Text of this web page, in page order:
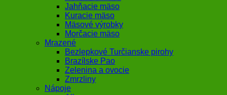
Jahňacie mäso
Kuracie mäso
Mäsové výrobky
Morčacie mäso
Mrazené
Bezlepkové Turčianske pirohy
Brazílske Pao
Zelenina a ovocie
Zmrzliny
Nápoje